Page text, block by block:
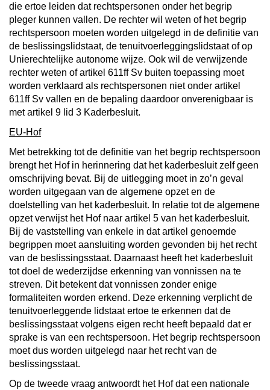
die ertoe leiden dat rechtspersonen onder het begrip
pleger kunnen vallen. De rechter wil weten of het begrip
rechtspersoon moeten worden uitgelegd in de definitie van
de beslissingslidstaat, de tenuitvoerleggingslidstaat of op
Unierechtelijke autonome wijze. Ook wil de verwijzende
rechter weten of artikel 611ff Sv buiten toepassing moet
worden verklaard als rechtspersonen niet onder artikel
611ff Sv vallen en de bepaling daardoor onverenigbaar is
met artikel 9 lid 3 Kaderbesluit.
EU-Hof
Met betrekking tot de definitie van het begrip rechtspersoon
brengt het Hof in herinnering dat het kaderbesluit zelf geen
omschrijving bevat. Bij de uitlegging moet in zo’n geval
worden uitgegaan van de algemene opzet en de
doelstelling van het kaderbesluit. In relatie tot de algemene
opzet verwijst het Hof naar artikel 5 van het kaderbesluit.
Bij de vaststelling van enkele in dat artikel genoemde
begrippen moet aansluiting worden gevonden bij het recht
van de beslissingsstaat. Daarnaast heeft het kaderbesluit
tot doel de wederzijdse erkenning van vonnissen na te
streven. Dit betekent dat vonnissen zonder enige
formaliteiten worden erkend. Deze erkenning verplicht de
tenuitvoerleggende lidstaat ertoe te erkennen dat de
beslissingsstaat volgens eigen recht heeft bepaald dat er
sprake is van een rechtspersoon. Het begrip rechtspersoon
moet dus worden uitgelegd naar het recht van de
beslissingsstaat.
Op de tweede vraag antwoordt het Hof dat een nationale